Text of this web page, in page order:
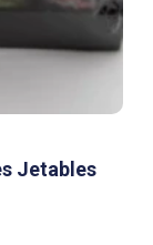
Jetables